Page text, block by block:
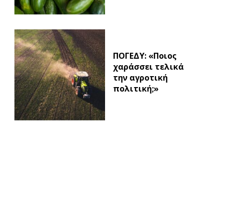
ΠΟΓΕΔΥ: «Ποιος
χαράσσει τελικά
την αγροτική
πολιτική;»